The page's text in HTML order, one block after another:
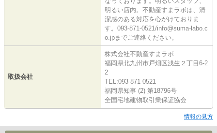
明るい店内。不動産すまラボは、清
潔感のある対応を心がけておりま
す。093-871-0521/info@suma-labo.c
o.jpまでご連絡ください。
取扱会社
株式会社不動産すまラボ
福岡県北九州市戸畑区浅生２丁目6-2
2
TEL:093-871-0521
福岡県知事 (2) 第18796号
全国宅地建物取引業保証協会
情報の見方